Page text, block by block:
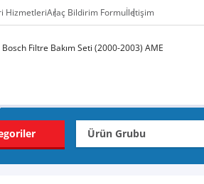
HizmetleriAraç Bildirim Formuİletişim